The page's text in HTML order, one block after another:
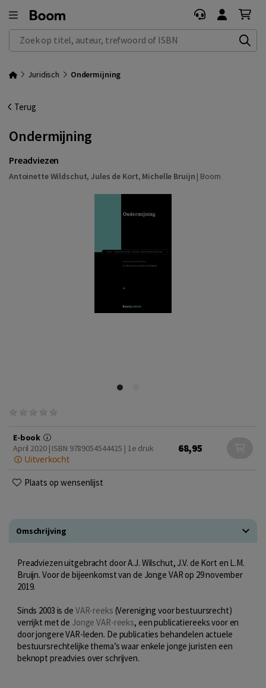
Zoek op titel, auteur, trefwoord of ISBN
Juridisch Ondermijning
Terug
Ondermijning
Preadviezen
Antoinette Wildschut,Jules de Kort, Michelle Bruijn | Boom
E-book
April 2020 | ISBN 9789054544425 | 1e druk
Uitverkocht
68,95
Plaats op wensenlijst
Omschrijving
Preadviezen uitgebracht door A.J. Wilschut, J.V. de Kort en L.M.
Bruijn. Voor de bijeenkomst van de Jonge VAR op 29 november
2019.
Sinds 2003 is de VAR-reeks (Vereniging voor bestuursrecht)
verrijkt met de Jonge VAR-reeks, een publicatiereeks voor en
door jongere VAR-leden. De publicaties behandelen actuele
bestuursrechtelijke thema’s waar enkele jonge juristen een
beknopt preadvies over schrijven.